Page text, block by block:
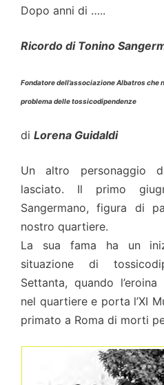
Dopo anni di …..
Ricordo di Tonino
Fondatore dell’associazione Albatros che
problema delle tossicodipendenze
di Lorena Guidaldi
Un altro personaggio
lasciato. Il primo
Sangermano, figura di
nostro quartiere.
La sua fama ha un
situazione di
Settanta, quando
nel quartiere e porta l’XI
primato a Roma di morti